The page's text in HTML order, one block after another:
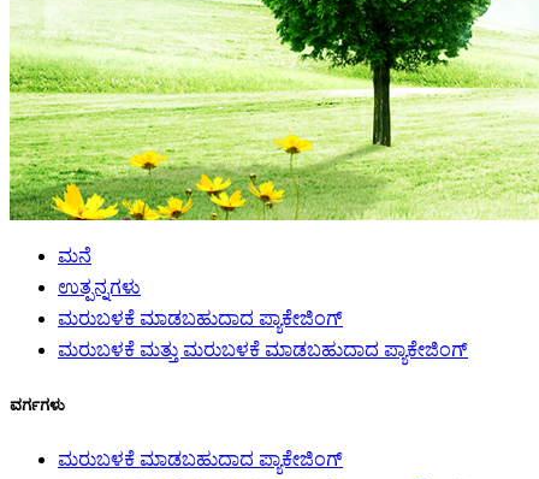
ಮನೆ
ಉತ್ಪನ್ನಗಳು
ಮರುಬಳಕೆ ಮಾಡಬಹುದಾದ ಪ್ಯಾಕೇಜಿಂಗ್
ಮರುಬಳಕೆ ಮತ್ತು ಮರುಬಳಕೆ ಮಾಡಬಹುದಾದ ಪ್ಯಾಕೇಜಿಂಗ್
ವರ್ಗಗಳು
ಮರುಬಳಕೆ ಮಾಡಬಹುದಾದ ಪ್ಯಾಕೇಜಿಂಗ್